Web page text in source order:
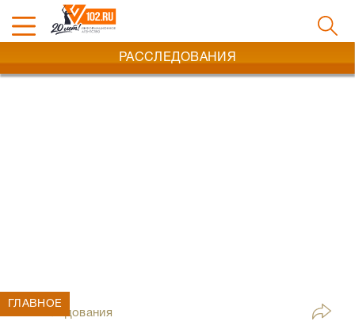
РАССЛЕДОВАНИЯ
Расследования
ГЛАВНОЕ